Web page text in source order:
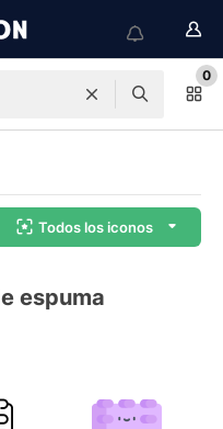
0
Todos los iconos
espuma